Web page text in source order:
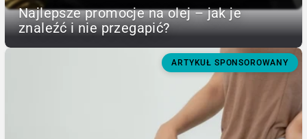
Najlepsze promocje na olej – jak je
znaleźć i nie przegapić?
ARTYKUŁ SPONSOROWANY